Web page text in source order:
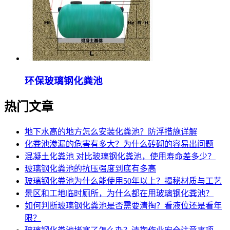
环保玻璃钢化粪池
热门文章
地下水高的地方怎么安装化粪池？防浮措施详解
化粪池渗漏的危害有多大？为什么砖砌的容易出问题
混凝土化粪池 对比玻璃钢化粪池，使用寿命差多少？
玻璃钢化粪池的抗压强度到底有多高
玻璃钢化粪池为什么能使用50年以上？揭秘材质与工艺
景区和工地临时厕所，为什么都在用玻璃钢化粪池？
如何判断玻璃钢化粪池是否需要清掏？看液位还是看年
限？